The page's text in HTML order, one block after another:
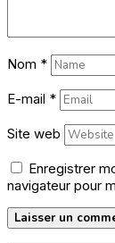
Nom *
E-mail *
Site web
Enregistrer
navigateur pour